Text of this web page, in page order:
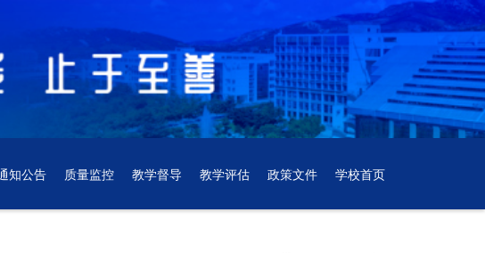
知公告 质量监控 教学督导 教学评估 政策文件 学校首页